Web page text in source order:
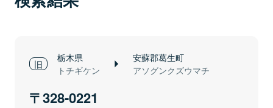
栃木県
トチギケン
安蘇郡葛生町
アソグンクズウマチ
328-0221